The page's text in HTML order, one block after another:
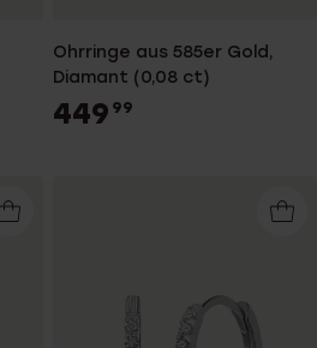
Ohrringe aus 585er Gold,
Diamant (0,08 ct)
449 99